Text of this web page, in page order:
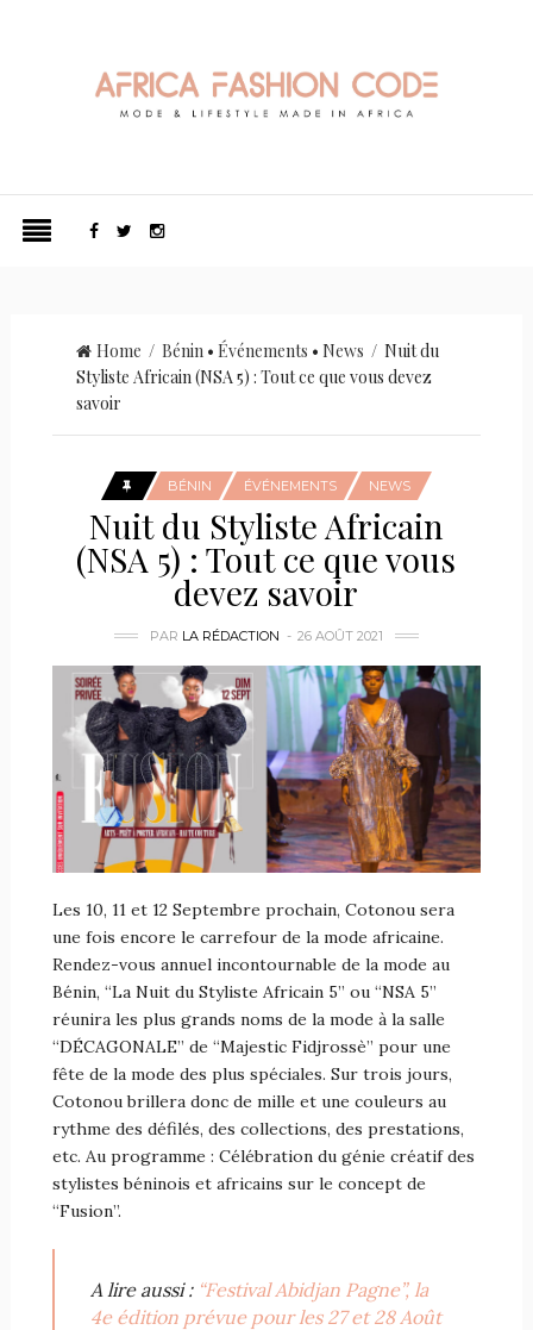
Home / Bénin• Événements • News / Nuit du
Styliste Africain (NSA 5) : Tout ce que vous devez
savoir
BÉNIN ÉVÉNEMENTS NEWS
Nuit du Styliste Africain
(NSA 5) : Tout ce que vous
devez savoir
PAR LA RÉDACTION 26 AOÛT 2021
Les 10, 11 et 12 Septembre prochain, Cotonou sera
une fois encore le carrefour de la mode africaine.
Rendez-vous annuel incontournable de la mode au
Bénin, “La Nuit du Styliste Africain 5” ou “NSA 5”
réunira les plus grands noms de la mode à la salle
“DÉCAGONALE” de “Majestic Fidjrossè” pour une
fête de la mode des plus spéciales. Sur trois jours,
Cotonou brillera donc de mille et une couleurs au
rythme des défilés, des collections, des prestations,
etc. Au programme : Célébration du génie créatif des
stylistes béninois et africains sur le concept de
“Fusion”.
A lire aussi : “Festival Abidjan Pagne”, la
4e édition prévue pour les 27 et 28 Août